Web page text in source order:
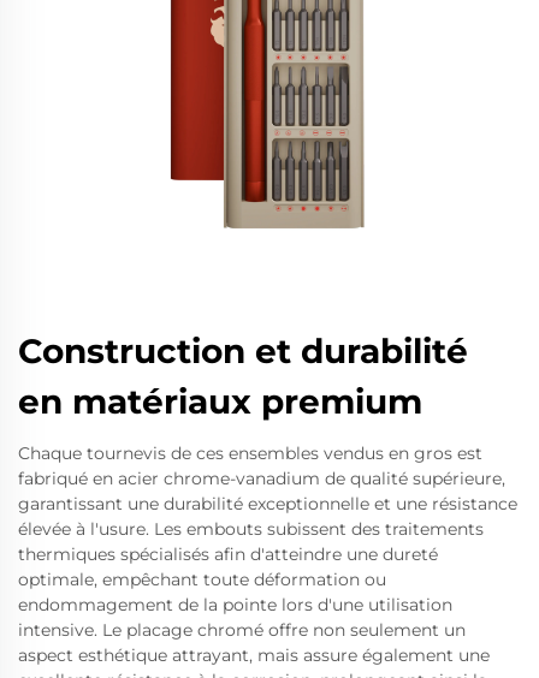
Construction et durabilité
en matériaux premium
Chaque tournevis de ces ensembles vendus en gros est
fabriqué en acier chrome-vanadium de qualité supérieure,
garantissant une durabilité exceptionnelle et une résistance
élevée à l'usure. Les embouts subissent des traitements
thermiques spécialisés afin d'atteindre une dureté
optimale, empêchant toute déformation ou
endommagement de la pointe lors d'une utilisation
intensive. Le placage chromé offre non seulement un
aspect esthétique attrayant, mais assure également une